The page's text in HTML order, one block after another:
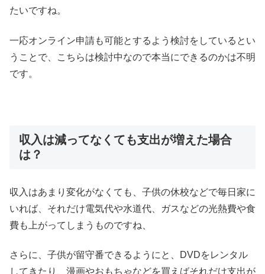
たいですね。
一応オンライン申請も可能とするよう検討をしているとい
うことで、こちらは検討中なので本当にできるのかは不明
です。
収入は減ってなくても支出が増えた場合
は？
収入はあまり変化がなくても、子供の休校などで毎日家に
いれば、それだけ電気代や水道代、ガスなどの光熱費や食
費も上がってしまうものですね、
さらに、子供が留守番できるようにと、DVDをレンタル
してきたり、漫画やおもちゃなどを買えばそれだけ支出が